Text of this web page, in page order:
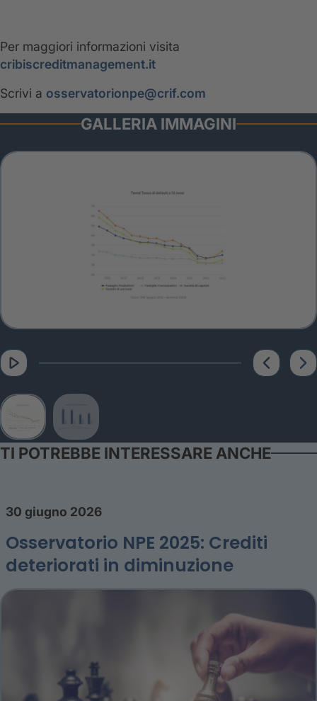
Per maggiori informazioni visita
cribiscreditmanagement.it
Scrivi a osservatorionpe@crif.com
GALLERIA IMMAGINI
TI POTREBBE INTERESSARE ANCHE
30 giugno 2026
Osservatorio NPE 2025: Crediti
deteriorati in diminuzione